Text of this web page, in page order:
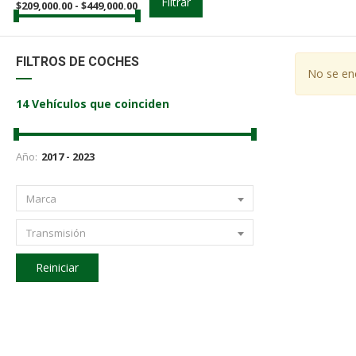
$209,000.00 - $449,000.00
FILTROS DE COCHES
14 Vehículos que coinciden
Año:
Marca
Transmisión
Reiniciar
No se